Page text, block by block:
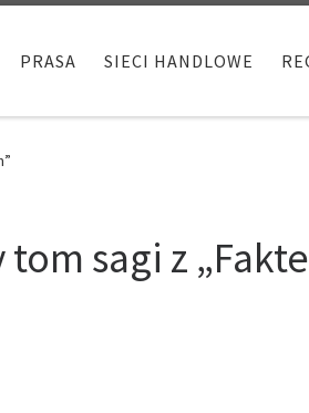
PRASA SIECI HANDLOWE
sagi z